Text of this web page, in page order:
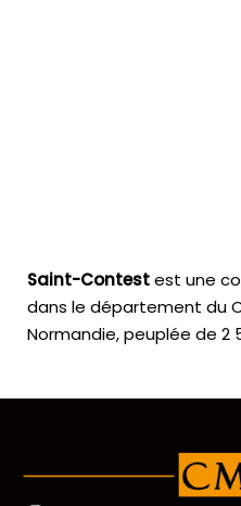
Saint-Contestest une
dans le département du
Normandie, peuplée de 2